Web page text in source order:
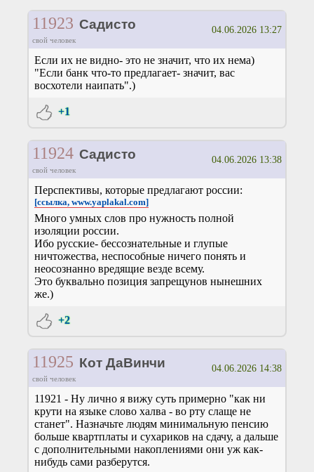
11923 Садисто
свой человек
04.06.2026 13:27
Если их не видно- это не значит, что их нема)
"Если банк что-то предлагает- значит, вас
восхотели наипать".)
+1
11924 Садисто
свой человек
04.06.2026 13:38
Перспективы, которые предлагают россии:
[ссылка, www.yaplakal.com]
Много умных слов про нужность полной
изоляции россии.
Ибо русские- бессознательные и глупые
ничтожества, неспособные ничего понять и
неосознанно вредящие везде всему.
Это буквально позиция запрещунов нынешних
же.)
+2
11925 Кот ДаВинчи
свой человек
04.06.2026 14:38
11921 - Ну лично я вижу суть примерно "как ни
крути на языке слово халва - во рту слаще не
станет". Назначьте людям минимальную пенсию
больше квартплаты и сухариков на сдачу, а дальше
с дополнительными накоплениями они уж как-
нибудь сами разберутся.